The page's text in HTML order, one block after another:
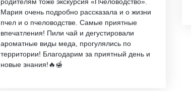
Мария очень подробно рассказала и о жизни
пчел и о пчеловодстве. Самые приятные
впечатления! Пили чай и дегустировали
ароматные виды меда, прогулялись по
территории! Благодарим за приятный день и
новые знания!🔥🍯